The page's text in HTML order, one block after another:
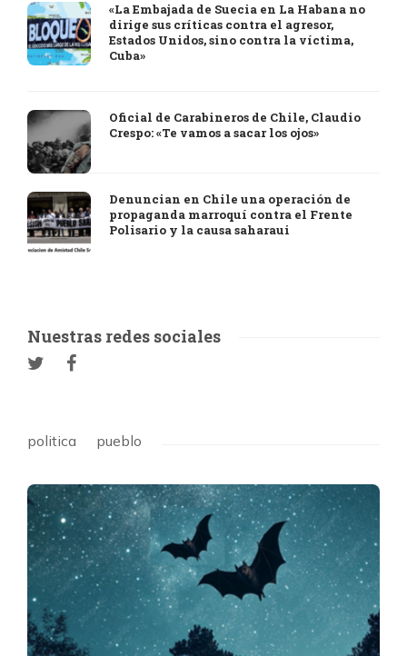
«La Embajada de Suecia en La Habana no
dirige sus críticas contra el agresor,
Estados Unidos, sino contra la víctima,
Cuba»
Oficial de Carabineros de Chile, Claudio
Crespo: «Te vamos a sacar los ojos»
Denuncian en Chile una operación de
propaganda marroquí contra el Frente
Polisario y la causa saharaui
Nuestras redes sociales
politica pueblo